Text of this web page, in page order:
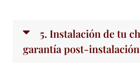
5. Instalación de tu
garantía post-instalación